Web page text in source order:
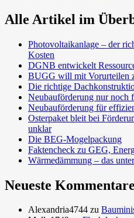
Alle Artikel im
Photovoltaikanlage – der
Kosten
DGNB entwickelt
BUGG will mit Vorurteilen
Die richtige
Neubauförderung nur noch
Neubauförderung für
Osterpaket bleit bei
unklar
Die BEG-Mogelpackung
Faktencheck zu GEG,
Wärmedämmung – das
Neueste Kommentare
Alexandria4744 zu